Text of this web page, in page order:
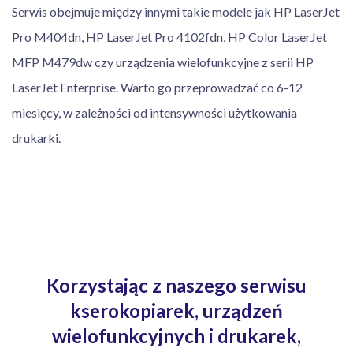
Serwis obejmuje między innymi takie modele jak HP LaserJet
Pro M404dn, HP LaserJet Pro 4102fdn, HP Color LaserJet
MFP M479dw czy urządzenia wielofunkcyjne z serii HP
LaserJet Enterprise. Warto go przeprowadzać co 6-12
miesięcy, w zależności od intensywności użytkowania
drukarki.
Korzystając z naszego serwisu
kserokopiarek, urządzeń
wielofunkcyjnych i drukarek,